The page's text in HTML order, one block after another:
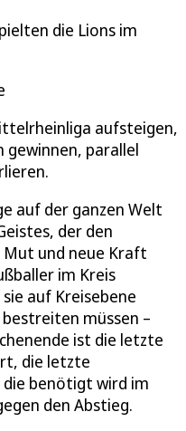
die Lions im
aufsteigen,
gewinnen, parallel
auf der ganzen Welt
der den
und neue Kraft
im Kreis
auf Kreisebene
müssen –
ist die letzte
die letzte
benötigt wird im
den Abstieg.